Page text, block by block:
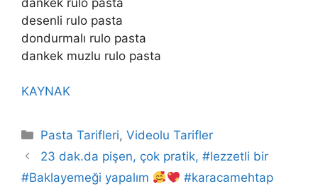
desenli rulo pasta
dondurmalı rulo pasta
dankek muzlu rulo pasta
KAYNAK
Categories
Pasta Tarifleri,Videolu Tarifler
23 dak.da pişen, çok pratik, #lezzetli bir
#Baklayemeği yapalım
#karacamehtap